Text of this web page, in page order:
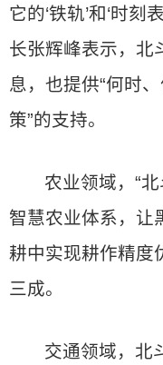
它的‘铁轨’和‘时刻
长张辉峰表示，北
息，也提供“何时
策”的支持。
农业领域，“
智慧农业体系，让
耕中实现耕作精度
三成。
交通领域，北